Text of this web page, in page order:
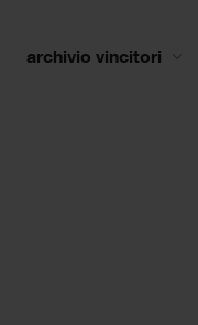
archivio vincitori